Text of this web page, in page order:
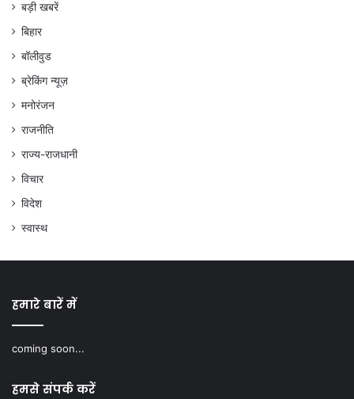
बड़ी खबरें
बिहार
बॉलीवुड
ब्रेकिंग न्यूज़
मनोरंजन
राजनीति
राज्य-राजधानी
विचार
विदेश
स्वास्थ
हमारे बारें में
coming soon...
हमसे संपर्क करें